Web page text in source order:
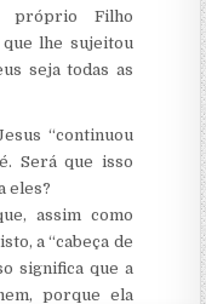
próprio Filho
lhe sujeitou
seja todas as
“continuou
Será que isso
eles?
assim como
a “cabeça de
significa que a
porque ela